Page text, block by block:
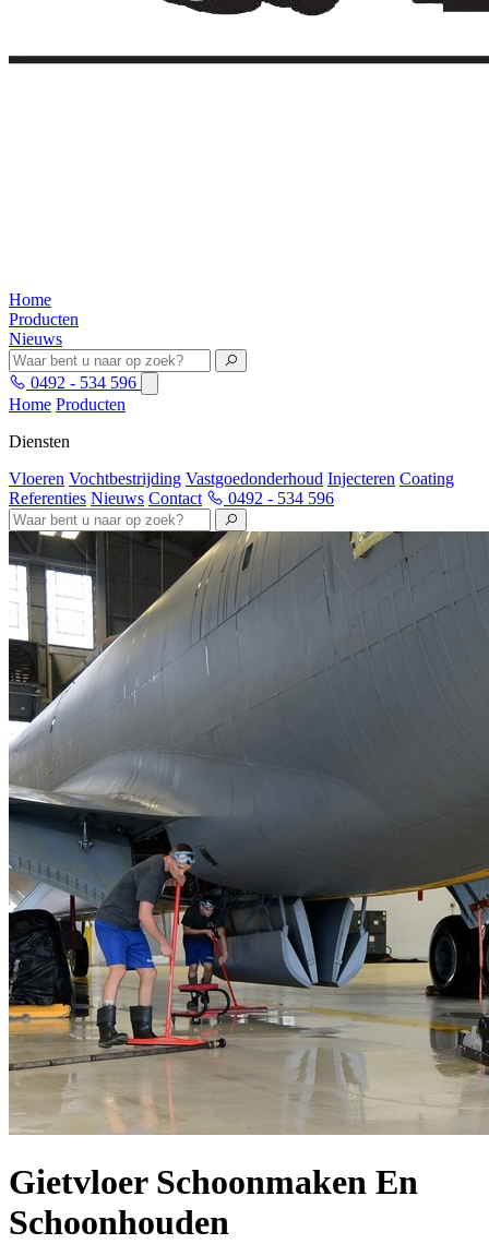
Home
Producten
Nieuws
0492 - 534 596
Home Producten
Diensten
Vloeren Vochtbestrijding Vastgoedonderhoud Injecteren Coating
Referenties Nieuws Contact 0492 - 534 596
Gietvloer Schoonmaken En
Schoonhouden